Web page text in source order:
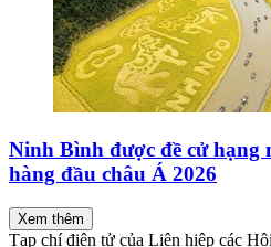
Ninh Bình được đề cử hạng
hàng đầu châu Á 2026
Xem thêm
Tạp chí điện tử của Liên hiệp các